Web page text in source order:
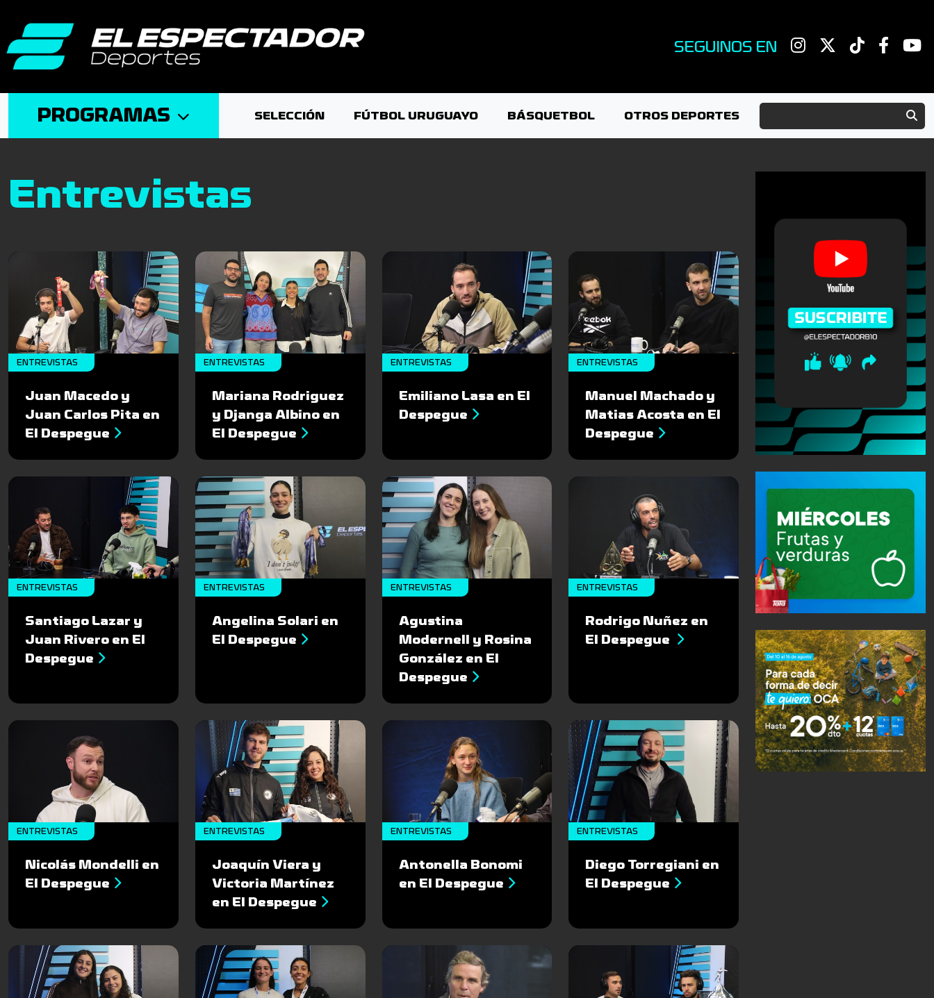
SEGUINOS EN
PROGRAMAS SELECCIÓN FÚTBOL URUGUAYO BÁSQUETBOL OTROS DEPORTES
Entrevistas
ENTREVISTAS
Juan Macedo y
Juan Carlos Pita en
El Despegue
ENTREVISTAS
Mariana Rodriguez
y Djanga Albino en
El Despegue
ENTREVISTAS
Emiliano Lasa en El
Despegue
ENTREVISTAS
Manuel Machado y
Matias Acosta en El
Despegue
ENTREVISTAS
Santiago Lazar y
Juan Rivero en El
Despegue
ENTREVISTAS
Angelina Solari en
El Despegue
ENTREVISTAS
Agustina
Modernell y Rosina
González en El
Despegue
ENTREVISTAS
Rodrigo Nuñez en
El Despegue
ENTREVISTAS
Nicolás Mondelli en
El Despegue
ENTREVISTAS
Joaquín Viera y
Victoria Martínez
en El Despegue
ENTREVISTAS
Antonella Bonomi
en El Despegue
ENTREVISTAS
Diego Torregiani en
El Despegue